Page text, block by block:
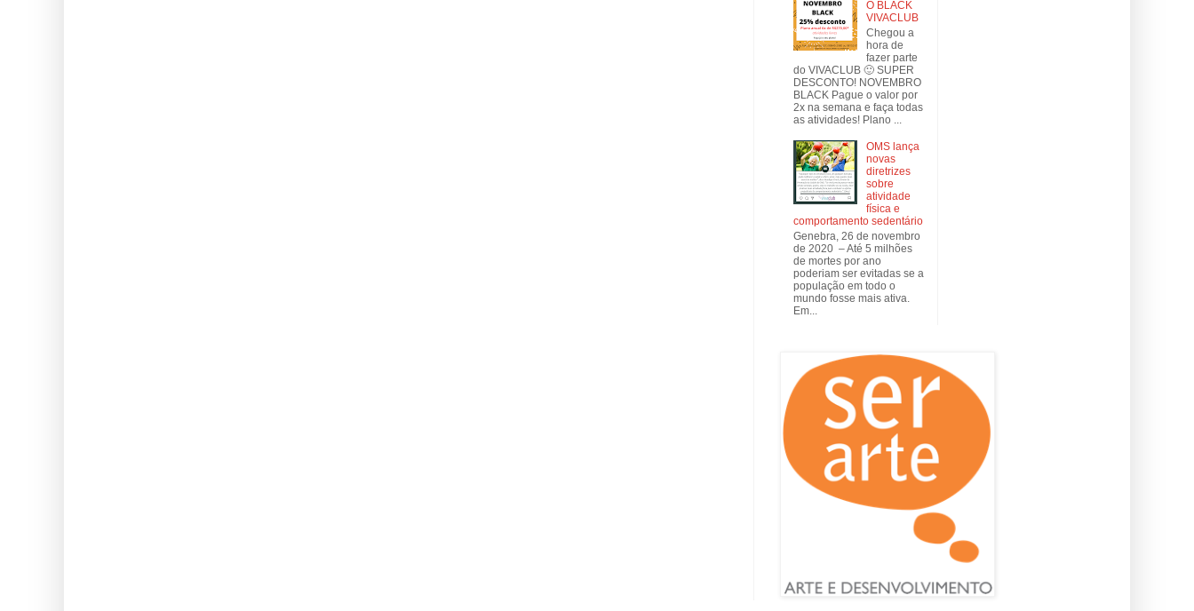
O BLACK
VIVACLUB
Chegou a
hora de
fazer parte
do VIVACLUB 🙂 SUPER
DESCONTO! NOVEMBRO
BLACK Pague o valor por
2x na semana e faça todas
as atividades! Plano ...
OMS lança
novas
diretrizes
sobre
atividade
física e
comportamento sedentário
Genebra, 26 de novembro
de 2020 – Até 5 milhões
de mortes por ano
poderiam ser evitadas se a
população em todo o
mundo fosse mais ativa.
Em...